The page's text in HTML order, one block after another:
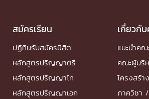
สมัครเรียน
ปฏิทินรับสมัครนิสิต
หลักสูตรปริญญาตรี
หลักสูตรปริญญาโท
หลักสูตรปริญญาเอก
เกี่ยวกั
แนะนำคณ
คณะผู้บริ
โครงสร้า
ภาควิชา